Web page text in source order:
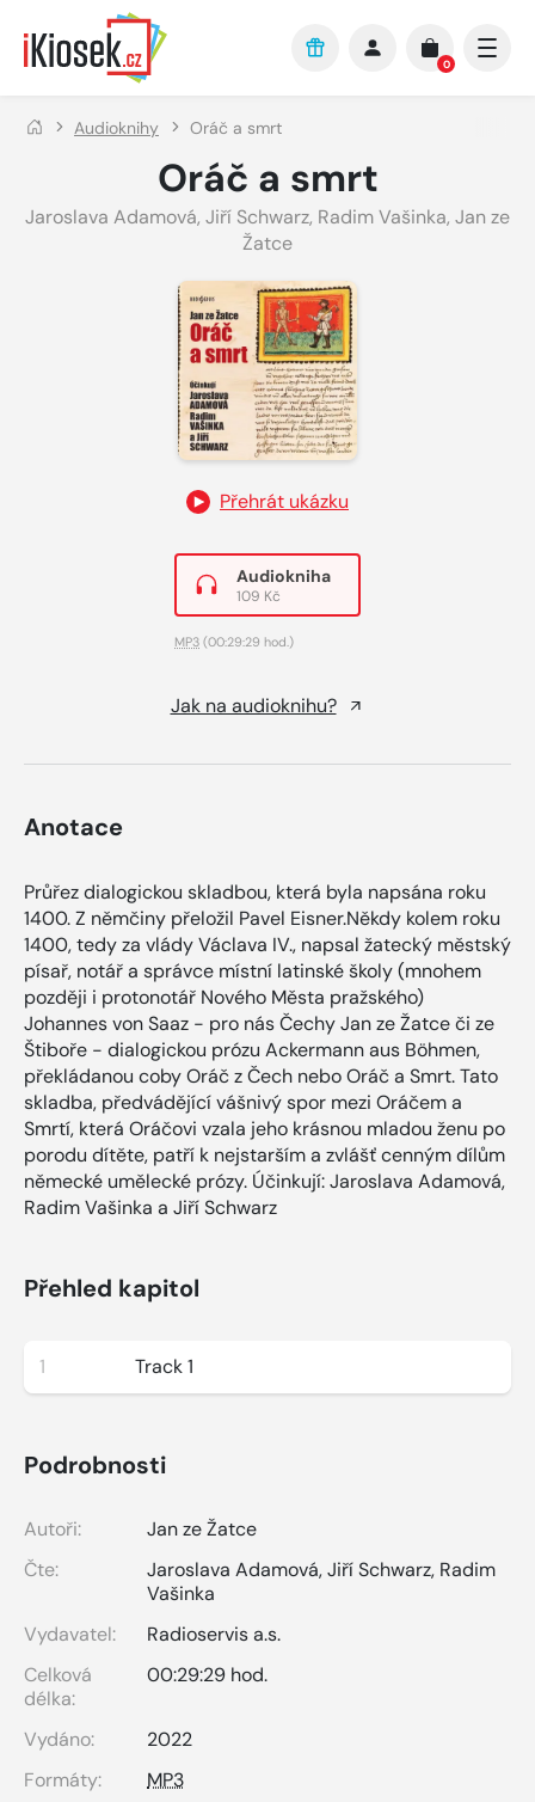
Přejít na hlavní obsah
0
Audioknihy Oráč a smrt
Oráč a smrt
Jaroslava Adamová, Jiří Schwarz, Radim Vašinka, Jan ze
Žatce
Přehrát ukázku
Audiokniha
109 Kč
MP3 (00:29:29 hod.)
Jak na audioknihu?
Anotace
Průřez dialogickou skladbou, která byla napsána roku
1400. Z němčiny přeložil Pavel Eisner.Někdy kolem roku
1400, tedy za vlády Václava IV., napsal žatecký městský
písař, notář a správce místní latinské školy (mnohem
později i protonotář Nového Města pražského)
Johannes von Saaz - pro nás Čechy Jan ze Žatce či ze
Štiboře - dialogickou prózu Ackermann aus Böhmen,
překládanou coby Oráč z Čech nebo Oráč a Smrt. Tato
skladba, předvádějící vášnivý spor mezi Oráčem a
Smrtí, která Oráčovi vzala jeho krásnou mladou ženu po
porodu dítěte, patří k nejstarším a zvlášť cenným dílům
německé umělecké prózy. Účinkují: Jaroslava Adamová,
Radim Vašinka a Jiří Schwarz
Přehled kapitol
1 Track 1
Podrobnosti
Autoři:
Jan ze Žatce
Čte:
Jaroslava Adamová,Jiří Schwarz, Radim
Vašinka
Vydavatel:
Radioservis a.s.
Celková
délka:
00:29:29 hod.
Vydáno:
2022
Formáty:
MP3